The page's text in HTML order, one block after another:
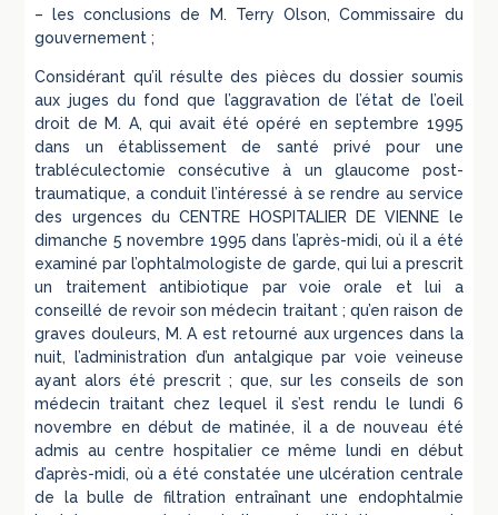
– les conclusions de M. Terry Olson, Commissaire du
gouvernement ;
Considérant qu’il résulte des pièces du dossier soumis
aux juges du fond que l’aggravation de l’état de l’oeil
droit de M. A, qui avait été opéré en septembre 1995
dans un établissement de santé privé pour une
trabléculectomie consécutive à un glaucome post-
traumatique, a conduit l’intéressé à se rendre au service
des urgences du CENTRE HOSPITALIER DE VIENNE le
dimanche 5 novembre 1995 dans l’après-midi, où il a été
examiné par l’ophtalmologiste de garde, qui lui a prescrit
un traitement antibiotique par voie orale et lui a
conseillé de revoir son médecin traitant ; qu’en raison de
graves douleurs, M. A est retourné aux urgences dans la
nuit, l’administration d’un antalgique par voie veineuse
ayant alors été prescrit ; que, sur les conseils de son
médecin traitant chez lequel il s’est rendu le lundi 6
novembre en début de matinée, il a de nouveau été
admis au centre hospitalier ce même lundi en début
d’après-midi, où a été constatée une ulcération centrale
de la bulle de filtration entraînant une endophtalmie